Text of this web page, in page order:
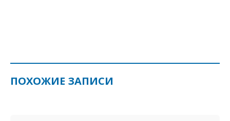
ПОХОЖИЕ ЗАПИСИ